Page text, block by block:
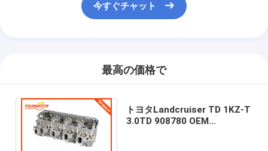
シリンダー ヘッドのガスケット
車のステアリング ポンプ
エンジンのバルブタップ
今すぐチャット
最高の価格で
トヨタLandcruiser TD 1KZ-T
3.0TD 908780 OEM